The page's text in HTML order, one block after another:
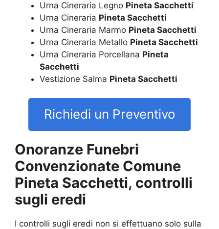
Urna Cineraria Legno Pineta Sacchetti
Urna Cineraria Pineta Sacchetti
Urna Cineraria Marmo Pineta Sacchetti
Urna Cineraria Metallo Pineta Sacchetti
Urna Cineraria Porcellana Pineta
Sacchetti
Vestizione Salma Pineta Sacchetti
Richiedi un Preventivo
Onoranze Funebri
Convenzionate Comune
Pineta Sacchetti, controlli
sugli eredi
I controlli sugli eredi non si effettuano solo sulla